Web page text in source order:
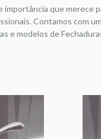
importância que merece
Contamos com
e modelos de